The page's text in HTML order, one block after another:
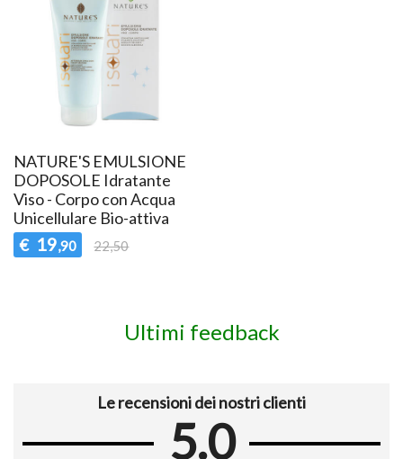
NATURE'S EMULSIONE
DOPOSOLE Idratante
Viso - Corpo con Acqua
Unicellulare Bio-attiva
€ 19,90 22,50
Ultimi feedback
Le recensioni dei nostri clienti
5.0